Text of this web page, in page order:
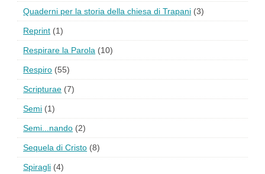
Quaderni per la storia della chiesa di Trapani (3)
Reprint (1)
Respirare la Parola (10)
Respiro (55)
Scripturae (7)
Semi (1)
Semi...nando (2)
Sequela di Cristo (8)
Spiragli (4)